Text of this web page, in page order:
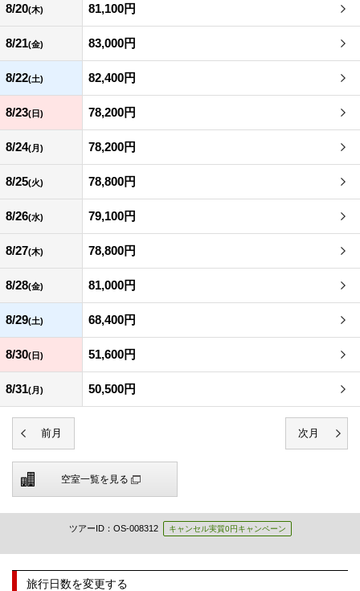
8/20(木) 81,100円
8/21(金) 83,000円
8/22(土) 82,400円
8/23(日) 78,200円
8/24(月) 78,200円
8/25(火) 78,800円
8/26(水) 79,100円
8/27(木) 78,800円
8/28(金) 81,000円
8/29(土) 68,400円
8/30(日) 51,600円
8/31(月) 50,500円
空室一覧を見る
ツアーID：OS-008312 キャンセル実質0円キャンペーン
旅行日数を変更する